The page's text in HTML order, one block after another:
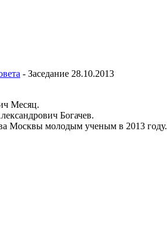
- Заседание 28.10.2013
Месяц.
Богачев.
Москвы молодым ученым в 2013 году.